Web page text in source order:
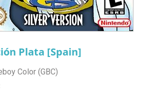
Plata [Spain]
Color (GBC)